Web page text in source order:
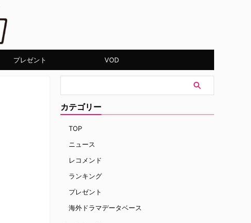
プレゼント VOD
カテゴリー
TOP
ニュース
レコメンド
ランキング
プレゼント
海外ドラマデータベース